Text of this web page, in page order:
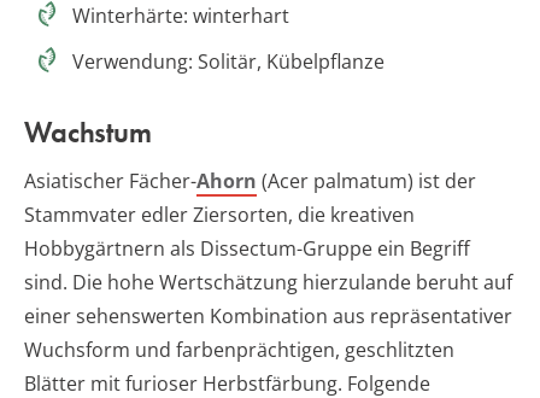
Winterhärte: winterhart
Verwendung: Solitär, Kübelpflanze
Wachstum
Asiatischer Fächer-Ahorn (Acer palmatum) ist der
Stammvater edler Ziersorten, die kreativen
Hobbygärtnern als Dissectum-Gruppe ein Begriff
sind. Die hohe Wertschätzung hierzulande beruht auf
einer sehenswerten Kombination aus repräsentativer
Wuchsform und farbenprächtigen, geschlitzten
Blätter mit furioser Herbstfärbung. Folgende